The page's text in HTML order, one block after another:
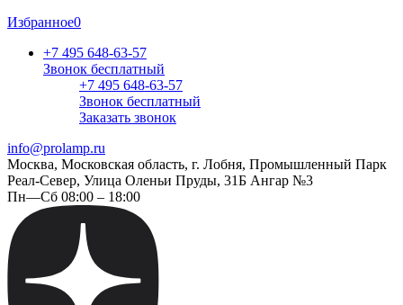
Избранное0
+7 495 648-63-57
Звонок бесплатный
+7 495 648-63-57
Звонок бесплатный
Заказать звонок
info@prolamp.ru
Москва, Московская область, г. Лобня, Промышленный Парк
Реал-Север, Улица Оленьи Пруды, 31Б Ангар №3
Пн—Сб 08:00 – 18:00